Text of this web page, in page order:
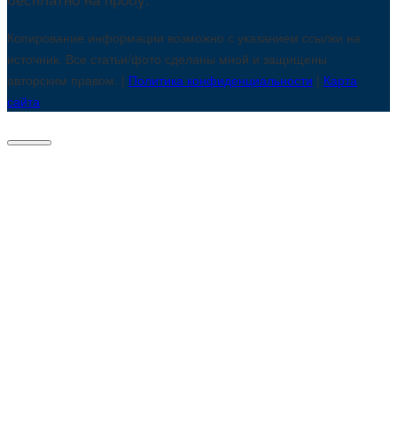
Копирование информации возможно с указанием ссылки на
источник. Все статьи/фото сделаны мной и защищены
авторским правом. | Политика конфиденциальности | Карта
сайта